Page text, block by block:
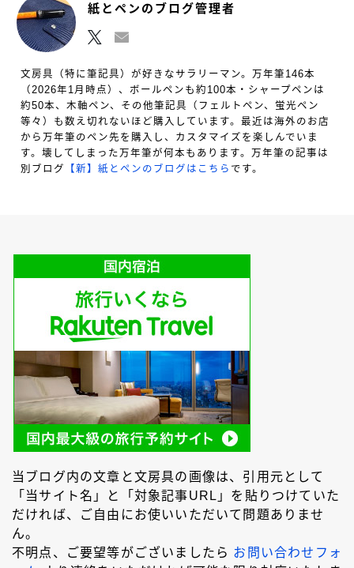
紙とペンのブログ管理者
文房具（特に筆記具）が好きなサラリーマン。万年筆146本
（2026年1月時点）、ボールペンも約100本・シャープペンは
約50本、木軸ペン、その他筆記具（フェルトペン、蛍光ペン
等々）も数え切れないほど購入しています。最近は海外のお店
から万年筆のペン先を購入し、カスタマイズを楽しんでいま
す。壊してしまった万年筆が何本もあります。万年筆の記事は
別ブログ
【新】紙とペンのブログはこちら です。
当ブログ内の文章と文房具の画像は、引用元として
「当サイト名」と「対象記事URL」を貼りつけていた
だければ、ご自由にお使いいただいて問題ありませ
ん。
不明点、ご要望等がございましたら お問い合わせフォ